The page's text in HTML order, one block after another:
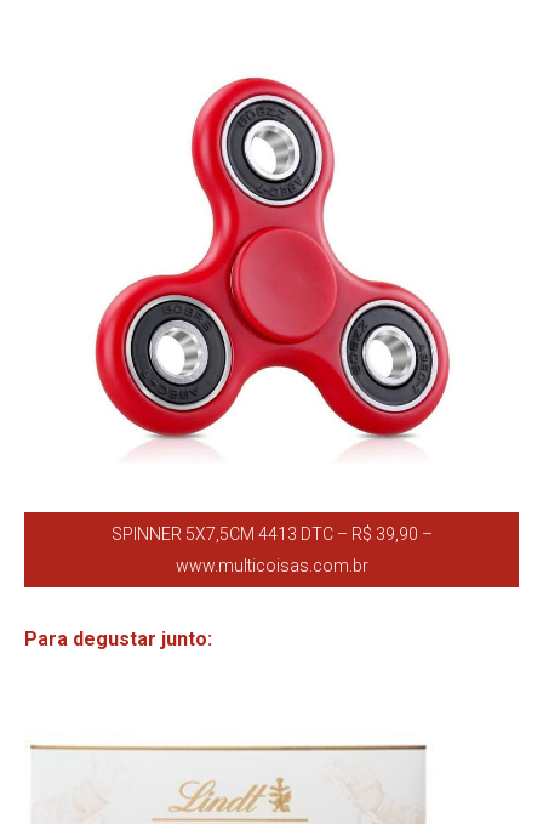
SPINNER 5X7,5CM 4413 DTC – R$ 39,90 –
www.multicoisas.com.br
Para degustar junto: